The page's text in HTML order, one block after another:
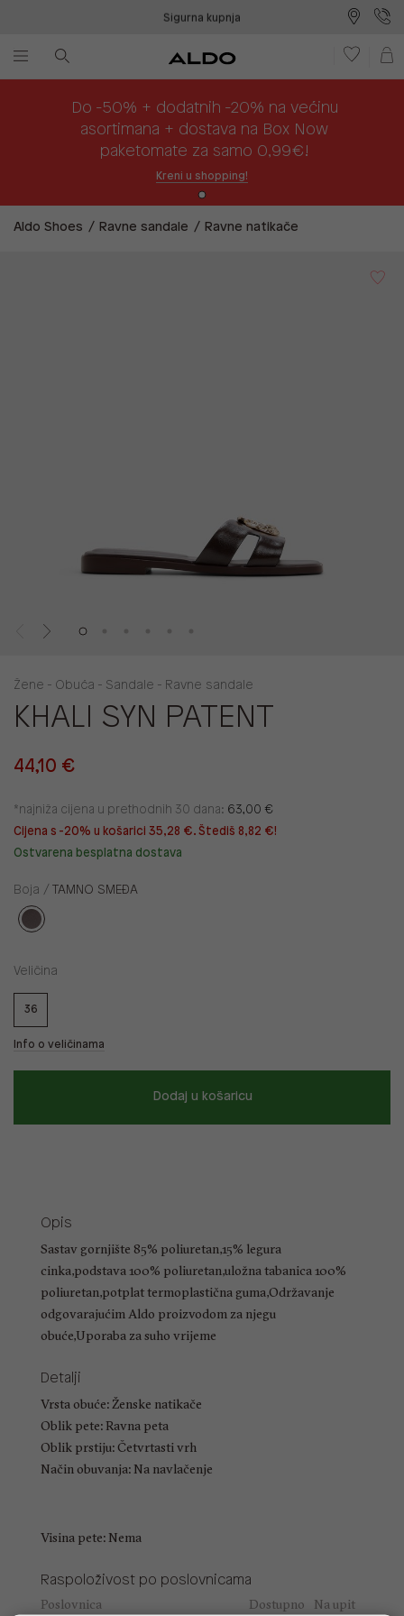
Sigurna kupnja
Do -50% + dodatnih -20% na većinu
asortimana + dostava na Box Now
paketomate za samo 0,99€!
Kreni u shopping!
Aldo Shoes Ravne sandale Ravne natikače
Žene - Obuća - Sandale - Ravne sandale
KHALI SYN PATENT
44,10 €
*najniža cijena u prethodnih 30 dana: 63,00 €
Cijena s -20% u košarici 35,28 €. Štediš 8,82 €!
Ostvarena besplatna dostava
Boja / TAMNO SMEĐA
Veličina
36
Info o veličinama
Dodaj u košaricu
Opis
Sastav gornjište 85% poliuretan,15% legura
cinka,podstava 100% poliuretan,uložna tabanica 100%
poliuretan,potplat termoplastična guma,Održavanje
odgovarajućim Aldo proizvodom za njegu
obuće,Uporaba za suho vrijeme
Detalji
Vrsta obuće: Ženske natikače
Oblik pete: Ravna peta
Oblik prstiju: Četvrtasti vrh
Način obuvanja: Na navlačenje
Visina pete: Nema
Raspoloživost po poslovnicama
Poslovnica Dostupno Na upit